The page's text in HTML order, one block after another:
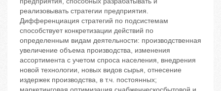
реализовывать стратегии предприятия.
Дифференциация стратегий по подсистемам
способствует конкретизации действий по
определенным видам деятельности: производственная
‬увеличение объема производства, изменения
ассортимента с учетом спроса населения, внедрения
новой технологии, новых видов сырья, отнесение
издержек производства, в т.ч. постоянных;